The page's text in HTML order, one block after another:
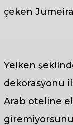
çeken
Yelken
dekorasyonu
Arab oteline